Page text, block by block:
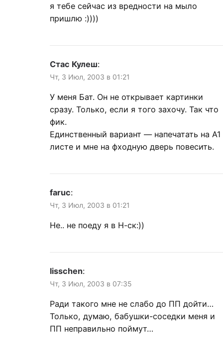
я тебе сейчас из вредности на мыло
пришлю :))))
Стас Кулеш:
Чт, 3 Июл, 2003 в 01:21
У меня Бат. Он не открывает картинки
сразу. Только, если я того захочу. Так что
фик.
Единственный вариант — напечатать на А1
листе и мне на фходную дверь повесить.
faruc:
Чт, 3 Июл, 2003 в 01:21
Не.. не поеду я в Н-ск:))
lisschen:
Чт, 3 Июл, 2003 в 07:35
Ради такого мне не слабо до ПП дойти…
Только, думаю, бабушки-соседки меня и
ПП неправильно поймут…